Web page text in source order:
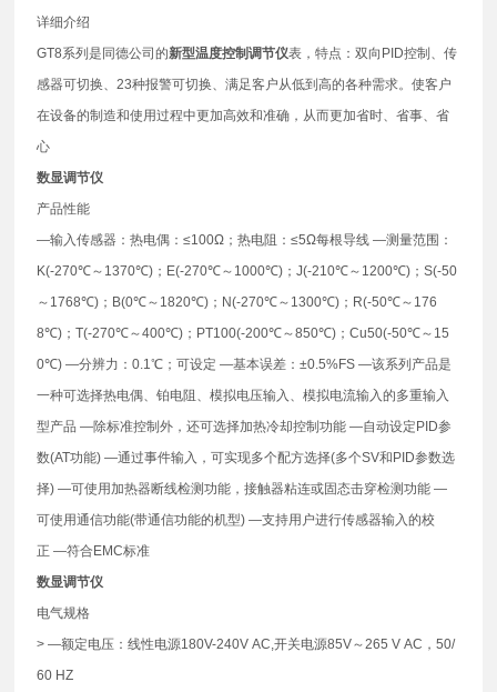
详细介绍
GT8系列是同德公司的新型温度控制调节仪表，特点：双向PID控制、传
感器可切换、23种报警可切换、满足客户从低到高的各种需求。使客户
在设备的制造和使用过程中更加高效和准确，从而更加省时、省事、省
心
数显调节仪
产品性能
—输入传感器：热电偶：≤100Ω；热电阻：≤5Ω每根导线 —测量范围：
K(-270℃～1370℃)；E(-270℃～1000℃)；J(-210℃～1200℃)；S(-50
～1768℃)；B(0℃～1820℃)；N(-270℃～1300℃)；R(-50℃～176
8℃)；T(-270℃～400℃)；PT100(-200℃～850℃)；Cu50(-50℃～15
0℃) —分辨力：0.1℃；可设定 —基本误差：±0.5%FS —该系列产品是
一种可选择热电偶、铂电阻、模拟电压输入、模拟电流输入的多重输入
型产品 —除标准控制外，还可选择加热冷却控制功能 —自动设定PID参
数(AT功能) —通过事件输入，可实现多个配方选择(多个SV和PID参数选
择) —可使用加热器断线检测功能，接触器粘连或固态击穿检测功能 —
可使用通信功能(带通信功能的机型) —支持用户进行传感器输入的校
正 —符合EMC标准
数显调节仪
电气规格
> —额定电压：线性电源180V-240V AC,开关电源85V～265 V AC，50/
60 HZ